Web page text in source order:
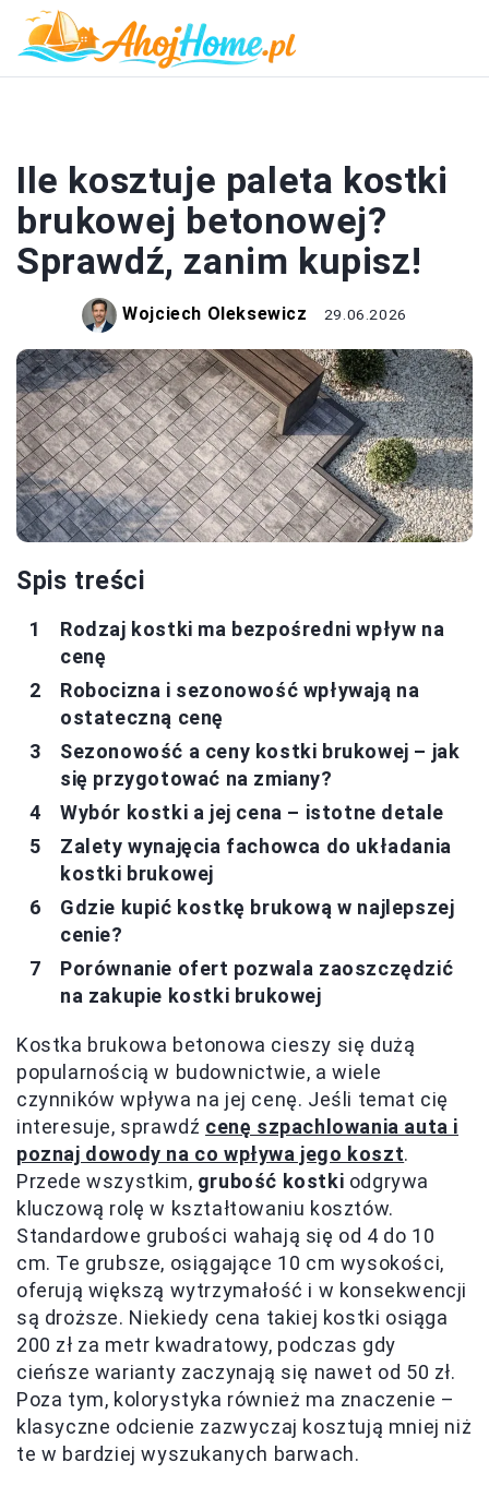
Ile kosztuje paleta kostki
brukowej betonowej?
Sprawdź, zanim kupisz!
Wojciech Oleksewicz 29.06.2026
Spis treści
Rodzaj kostki ma bezpośredni wpływ na
cenę
Robocizna i sezonowość wpływają na
ostateczną cenę
Sezonowość a ceny kostki brukowej – jak
się przygotować na zmiany?
Wybór kostki a jej cena – istotne detale
Zalety wynajęcia fachowca do układania
kostki brukowej
Gdzie kupić kostkę brukową w najlepszej
cenie?
Porównanie ofert pozwala zaoszczędzić
na zakupie kostki brukowej
Kostka brukowa betonowa cieszy się dużą
popularnością w budownictwie, a wiele
czynników wpływa na jej cenę. Jeśli temat cię
interesuje, sprawdź cenę szpachlowania auta i
poznaj dowody na co wpływa jego koszt.
Przede wszystkim, grubość kostki odgrywa
kluczową rolę w kształtowaniu kosztów.
Standardowe grubości wahają się od 4 do 10
cm. Te grubsze, osiągające 10 cm wysokości,
oferują większą wytrzymałość i w konsekwencji
są droższe. Niekiedy cena takiej kostki osiąga
200 zł za metr kwadratowy, podczas gdy
cieńsze warianty zaczynają się nawet od 50 zł.
Poza tym, kolorystyka również ma znaczenie –
klasyczne odcienie zazwyczaj kosztują mniej niż
te w bardziej wyszukanych barwach.